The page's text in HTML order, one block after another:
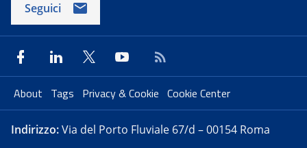
Seguici
About Tags Privacy & Cookie Cookie Center
Indirizzo:Via del Porto Fluviale 67/d – 00154 Roma